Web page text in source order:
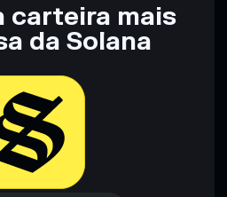
carteira mais
da Solana
agora